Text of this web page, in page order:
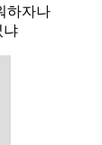
하자나
냐